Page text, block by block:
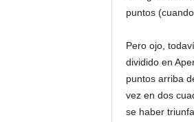
puntos
Pero ojo,
dividido en
puntos arriba
vez en dos
se haber